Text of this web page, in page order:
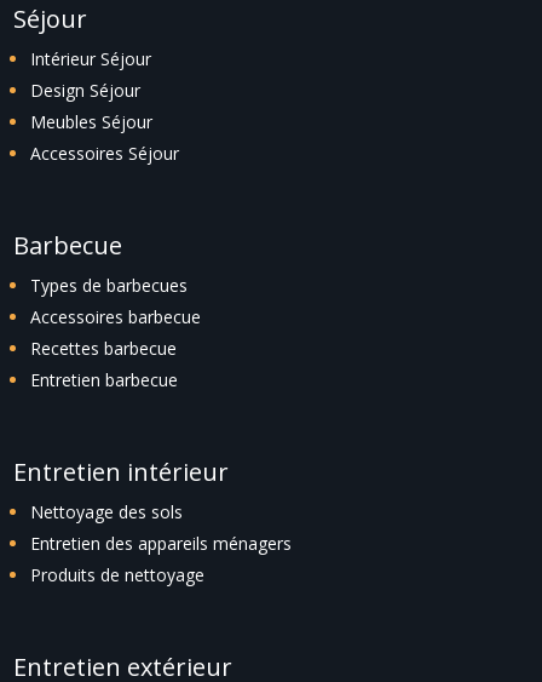
Séjour
Intérieur Séjour
Design Séjour
Meubles Séjour
Accessoires Séjour
Barbecue
Types de barbecues
Accessoires barbecue
Recettes barbecue
Entretien barbecue
Entretien intérieur
Nettoyage des sols
Entretien des appareils ménagers
Produits de nettoyage
Entretien extérieur